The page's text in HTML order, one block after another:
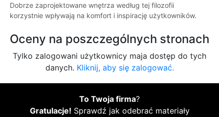
Dobrze zaprojektowane wnętrza według tej filozofii
korzystnie wpływają na komfort i inspirację użytkowników.
Oceny na poszczególnych stronach
Tylko zalogowani użytkownicy maja dostęp do tych
danych. Kliknij, aby się zalogować.
To Twoja firma?
Gratulacje! Sprawdź jak odebrać materiały